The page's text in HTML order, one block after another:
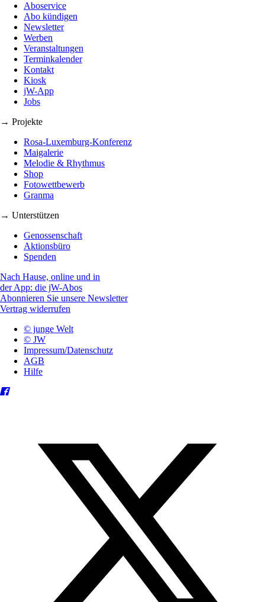
Aboservice
Abo kündigen
Newsletter
Werben
Veranstaltungen
Terminkalender
Kontakt
Kiosk
jW-App
Jobs
→ Projekte
Rosa-Luxemburg-Konferenz
Maigalerie
Melodie & Rhythmus
Shop
Fotowettbewerb
Granma
→ Unterstützen
Genossenschaft
Aktionsbüro
Spenden
Nach Hause, online und in
der App: die jW-Abos
Abonnieren Sie unsere Newsletter
Vertrag widerrufen
© junge Welt
© JW
Impressum/Datenschutz
AGB
Hilfe